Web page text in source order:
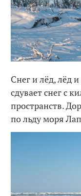
Снег и лёд, лёд
сдувает снег с
пространств.
по льду моря